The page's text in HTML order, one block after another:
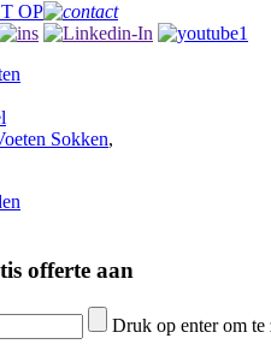
OP
Sokken,
offerte aan
Druk op enter om te